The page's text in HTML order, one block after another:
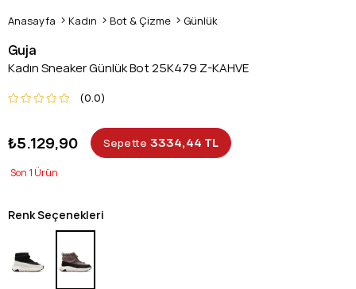
Anasayfa Kadın Bot & Çizme Günlük
Guja
Kadın Sneaker Günlük Bot 25K479 Z-KAHVE
0.0
₺5.129,90 Sepette 3334,44 TL
1
Renk Seçenekleri